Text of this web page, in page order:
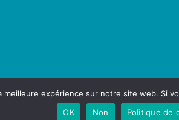
expérience sur notre site web. Si
OK
Non Politique de